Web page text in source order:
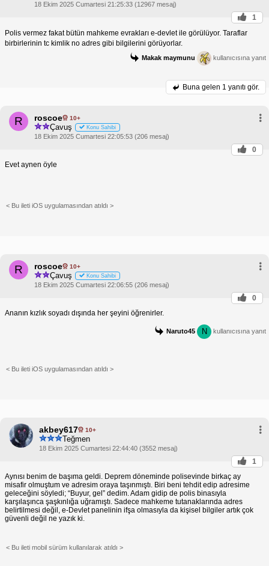
18 Ekim 2025 Cumartesi 21:25:33 (12967 mesaj)
1
Polis vermez fakat bütün mahkeme evrakları e-devlet ile görülüyor. Taraflar
birbirlerinin tc kimlik no adres gibi bilgilerini görüyorlar.
Makak maymunu kullanıcısına yanıt
Buna gelen 1 yanıtı gör.
R roscoe 10+
Çavuş Konu Sahibi
18 Ekim 2025 Cumartesi 22:05:53 (206 mesaj)
0
Evet aynen öyle
< Bu ileti iOS uygulamasından atıldı >
R roscoe 10+
Çavuş Konu Sahibi
18 Ekim 2025 Cumartesi 22:06:55 (206 mesaj)
0
Ananın kızlık soyadı dışında her şeyini öğrenirler.
Naruto45 N kullanıcısına yanıt
< Bu ileti iOS uygulamasından atıldı >
akbey617 10+
Teğmen
18 Ekim 2025 Cumartesi 22:44:40 (3552 mesaj)
1
Aynısı benim de başıma geldi. Deprem döneminde polisevinde birkaç ay
misafir olmuştum ve adresim oraya taşınmıştı. Biri beni tehdit edip adresime
geleceğini söyledi; “Buyur, gel” dedim. Adam gidip de polis binasıyla
karşılaşınca şaşkınlığa uğramıştı. Sadece mahkeme tutanaklarında adres
belirtilmesi değil, e-Devlet panelinin ifşa olmasıyla da kişisel bilgiler artık çok
güvenli değil ne yazık ki.
< Bu ileti mobil sürüm kullanılarak atıldı >